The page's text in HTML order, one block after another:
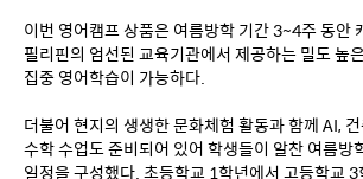
이번 영어캠프 상품은 여름방학 기간 3~4주 동안
필리핀의 엄선된 교육기관에서 제공하는 밀도 높
집중 영어학습이 가능하다.
더불어 현지의 생생한 문화체험 활동과 함께 AI,
수학 수업도 준비되어 있어 학생들이 알찬 여름방
일정을 구성했다. 초등학교 1학년에서 고등학교